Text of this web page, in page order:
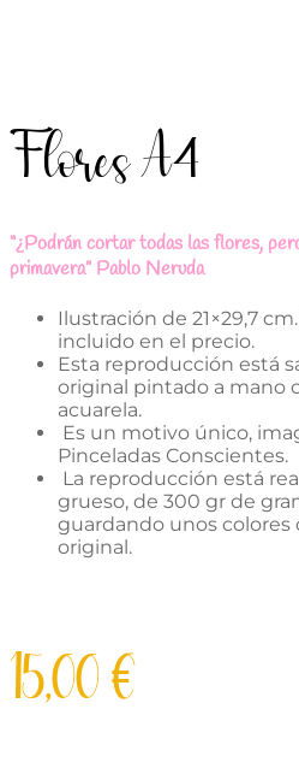
Flores A4
“¿Podrán cortar todas las flores,
primavera” Pablo Neruda
Ilustración de 21×29,7
incluido en el precio.
Esta reproducción está
original pintado a mano
acuarela.
Es un motivo único,
Pinceladas Conscientes.
La reproducción está
grueso, de 300 gr de
guardando unos colores
original.
15,00€